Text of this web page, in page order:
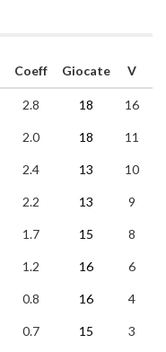
Coeff Giocate V
2.8 18 16
2.0 18 11
2.4 13 10
2.2 13 9
1.7 15 8
1.2 16 6
0.8 16 4
0.7 15 3